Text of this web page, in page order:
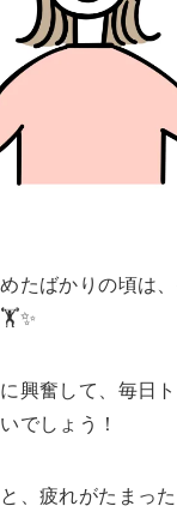
たばかりの頃は
興奮して、毎日
でしょう！
、疲れがたまっ